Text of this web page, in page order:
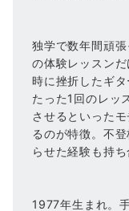
独学で数年間頑
の体験レッスン
時に挫折したギ
たった1回のレッ
させるといった
るのが特徴。不
らせた経験も持ち
1977年生まれ。